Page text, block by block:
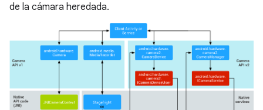
de la cámara heredada.